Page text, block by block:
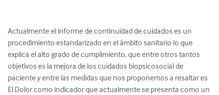
Actualmente el informe de continuidad de cuidados es un
procedimiento estandarizado en el ámbito sanitario lo que
explica el alto grado de cumplimiento, que entre otros tantos
objetivos es la mejora de los cuidados biopsicosocial de
paciente y entre las medidas que nos proponemos a resaltar es
El Dolor como indicador que actualmente se presenta como un